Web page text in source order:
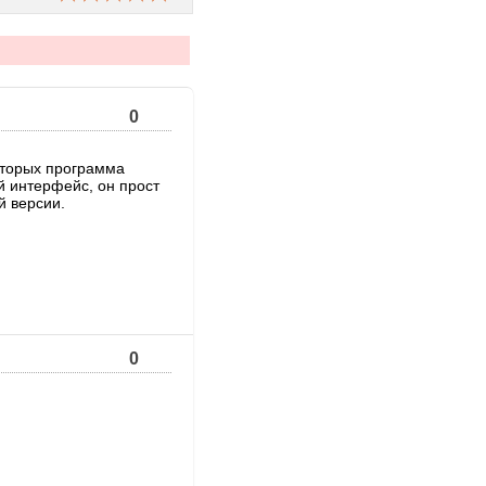
0
программа
интерфейс, он прост
версии.
0